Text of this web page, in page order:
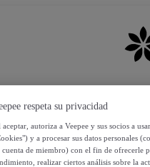
respeta su privacidad
aceptar, autoriza a Veepee y sus socios a
y a procesar sus datos personales
cuenta de miembro) con el fin de ofrecerle
realizar ciertos análisis sobre la